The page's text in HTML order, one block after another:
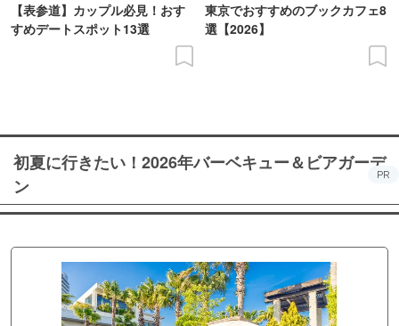
【表参道】カップル必見！おす
すめデートスポット13選
東京でおすすめのブックカフェ8
選【2026】
初夏に行きたい！2026年バーベキュー＆ビアガーデ
ン
PR